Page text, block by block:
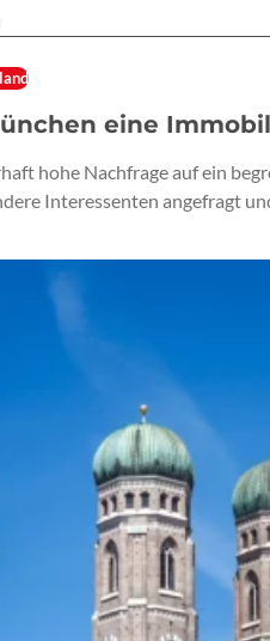
eine
hohe Nachfrage auf ein
Interessenten angefragt